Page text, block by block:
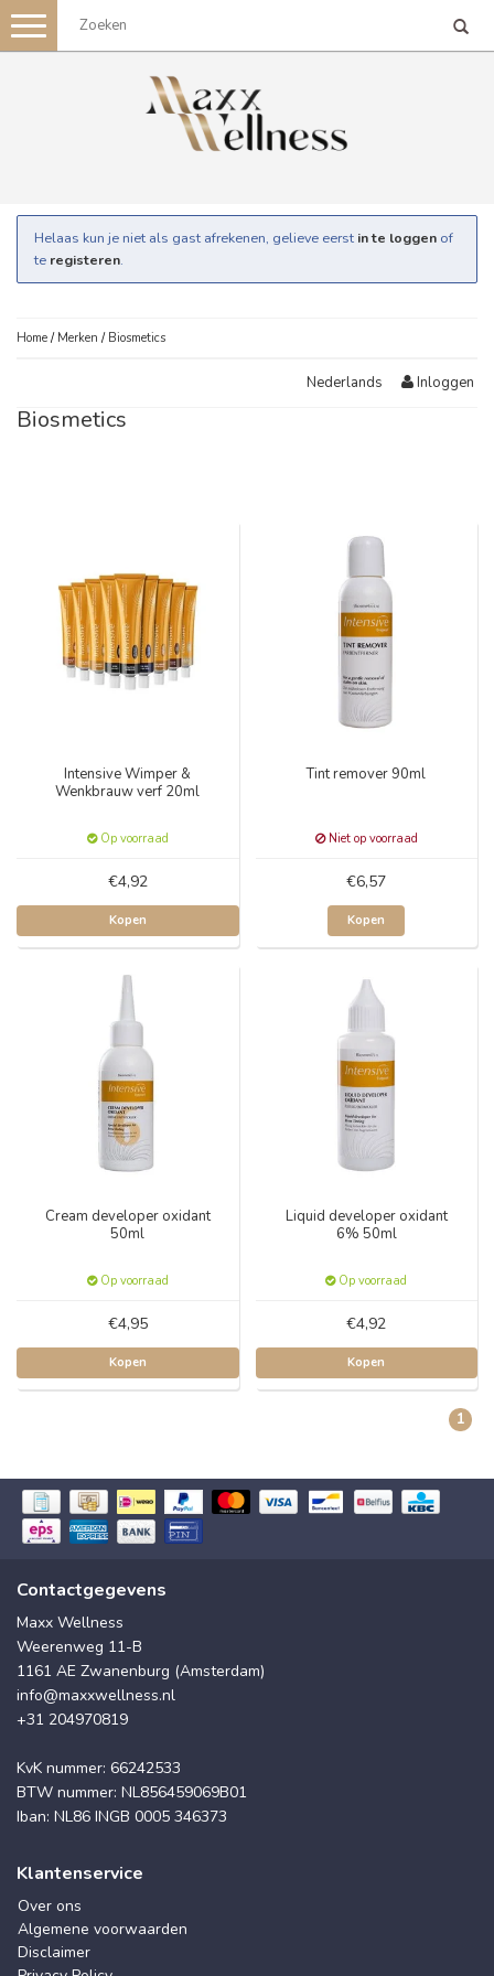
Toggle
navigation
Helaas kun je niet als gast afrekenen, gelieve eerst in te loggen of
te registeren.
Home / Merken / Biosmetics
Nederlands Inloggen
Biosmetics
Intensive Wimper &
Wenkbrauw verf 20ml
Op voorraad
€4,92
Kopen
Tint remover 90ml
Niet op voorraad
€6,57
Kopen
Cream developer oxidant
50ml
Op voorraad
€4,95
Kopen
Liquid developer oxidant
6% 50ml
Op voorraad
€4,92
Kopen
1
Contactgegevens
Maxx Wellness
Weerenweg 11-B
1161 AE Zwanenburg (Amsterdam)
info@maxxwellness.nl
+31 204970819
KvK nummer: 66242533
BTW nummer: NL856459069B01
Iban: NL86 INGB 0005 346373
Klantenservice
Over ons
Algemene voorwaarden
Disclaimer